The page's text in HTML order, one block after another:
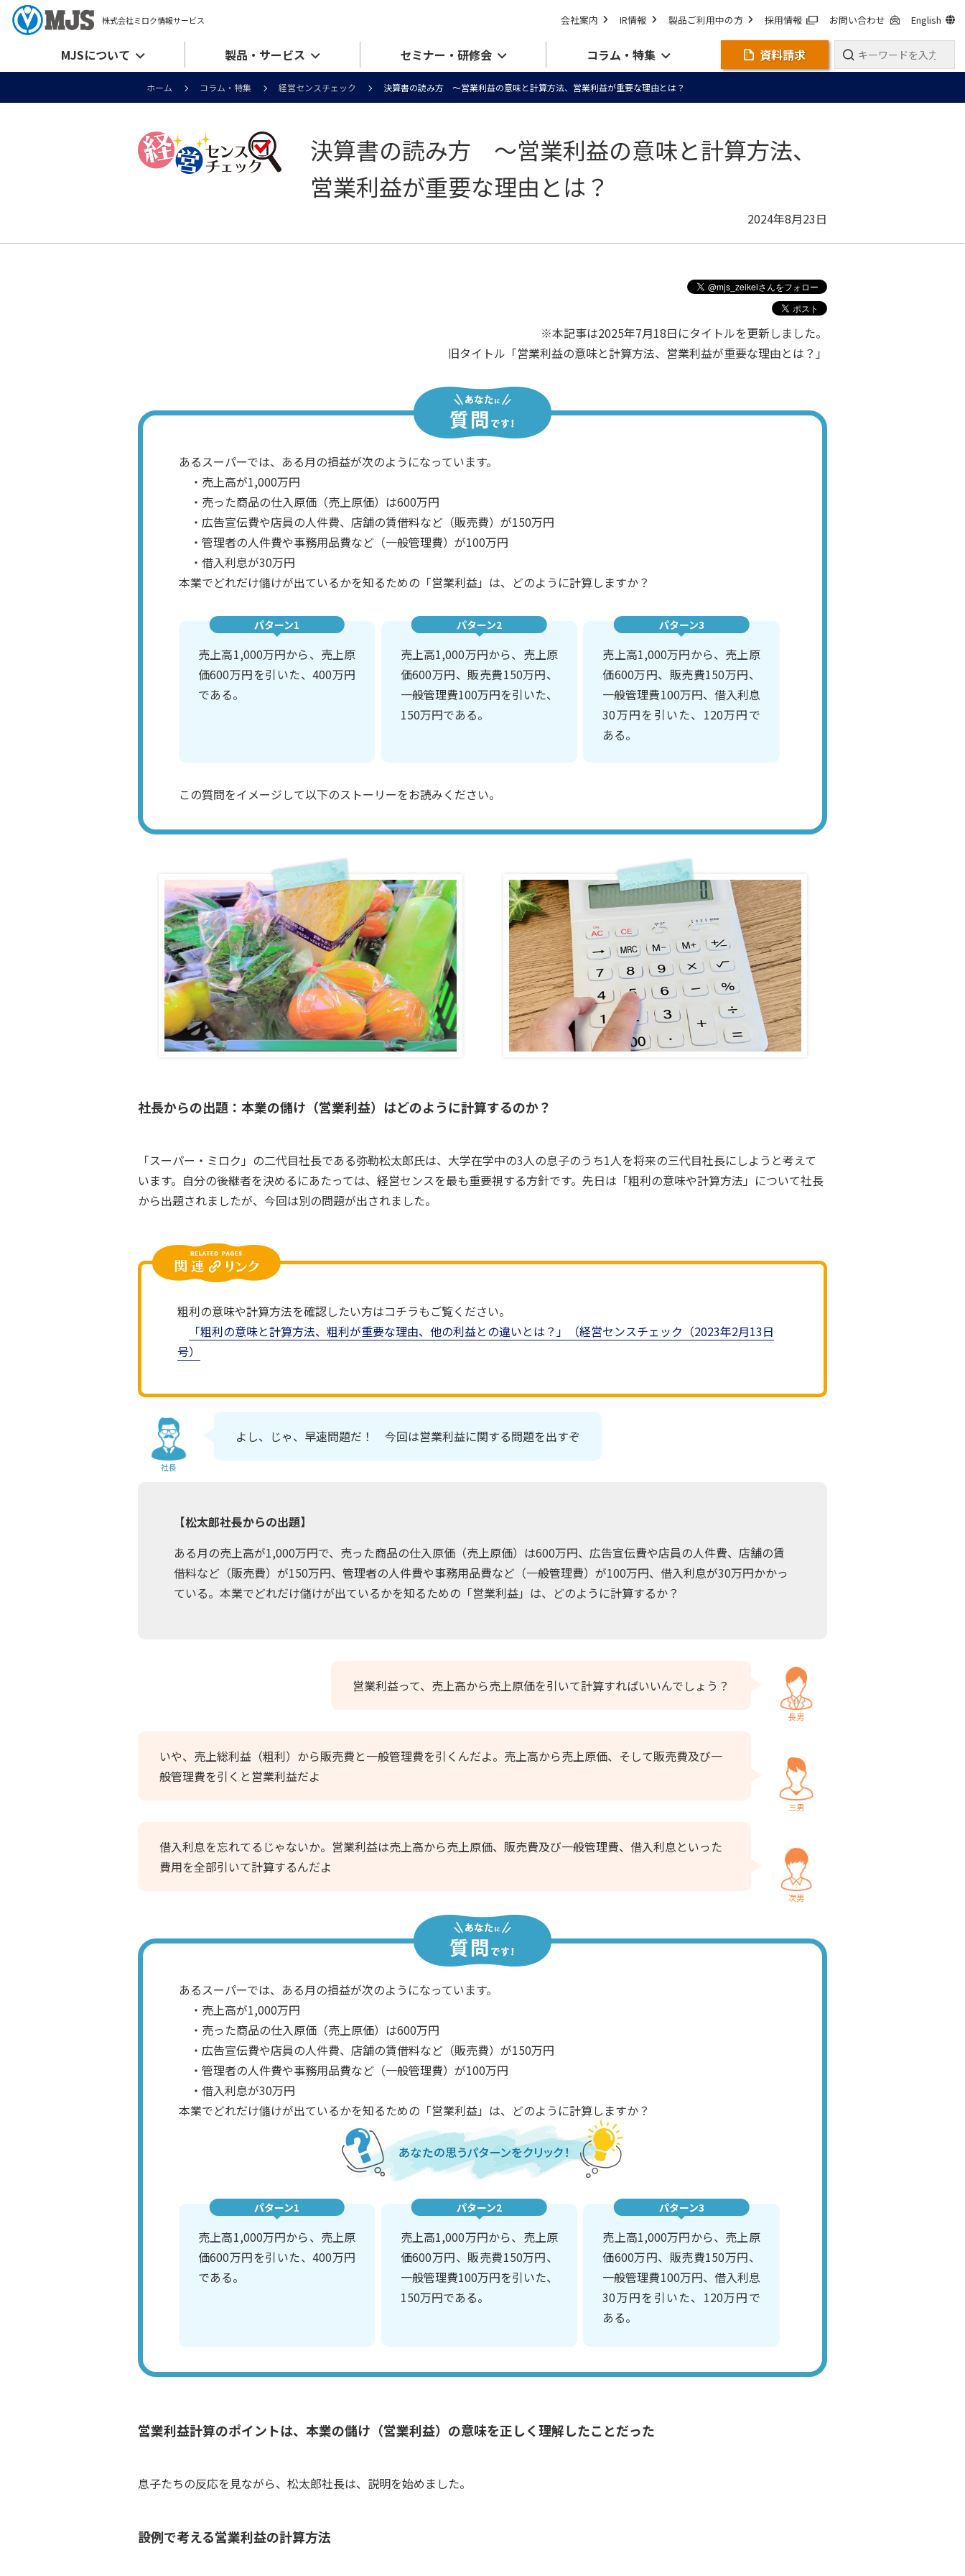
株式会社ミロク情報サービス 会社案内 IR情報 製品ご利用中の方 採用情報 お問い合わせ English
MJSについて 製品・サービス セミナー・研修会 コラム・特集 資料請求
ホーム コラム・特集 経営センスチェック 決算書の読み方 ～営業利益の意味と計算方法、営業利益が重要な理由とは？
決算書の読み方 ～営業利益の意味と計算方法、
営業利益が重要な理由とは？
2024年8月23日
※本記事は2025年7月18日にタイトルを更新しました。
旧タイトル「営業利益の意味と計算方法、営業利益が重要な理由とは？」
あるスーパーでは、ある月の損益が次のようになっています。
・売上高が1,000万円
・売った商品の仕入原価（売上原価）は600万円
・広告宣伝費や店員の人件費、店舗の賃借料など（販売費）が150万円
・管理者の人件費や事務用品費など（一般管理費）が100万円
・借入利息が30万円
本業でどれだけ儲けが出ているかを知るための「営業利益」は、どのように計算しますか？
パターン1
売上高1,000万円から、売上原
価600万円を引いた、400万円
である。
パターン2
売上高1,000万円から、売上原
価600万円、販売費150万円、
一般管理費100万円を引いた、
150万円である。
パターン3
売上高1,000万円から、売上原
価600万円、販売費150万円、
一般管理費100万円、借入利息
30万円を引いた、120万円で
ある。
この質問をイメージして以下のストーリーをお読みください。
社長からの出題：本業の儲け（営業利益）はどのように計算するのか？
「スーパー・ミロク」の二代目社長である弥勒松太郎氏は、大学在学中の3人の息子のうち1人を将来の三代目社長にしようと考えて
います。自分の後継者を決めるにあたっては、経営センスを最も重要視する方針です。先日は「粗利の意味や計算方法」について社長
から出題されましたが、今回は別の問題が出されました。
粗利の意味や計算方法を確認したい方はコチラもご覧ください。
「粗利の意味と計算方法、粗利が重要な理由、他の利益との違いとは？」（経営センスチェック（2023年2月13日
号）
社長
よし、じゃ、早速問題だ！ 今回は営業利益に関する問題を出すぞ
【松太郎社長からの出題】
ある月の売上高が1,000万円で、売った商品の仕入原価（売上原価）は600万円、広告宣伝費や店員の人件費、店舗の賃
借料など（販売費）が150万円、管理者の人件費や事務用品費など（一般管理費）が100万円、借入利息が30万円かかっ
ている。本業でどれだけ儲けが出ているかを知るための「営業利益」は、どのように計算するか？
営業利益って、売上高から売上原価を引いて計算すればいいんでしょう？
長男
いや、売上総利益（粗利）から販売費と一般管理費を引くんだよ。売上高から売上原価、そして販売費及び一
般管理費を引くと営業利益だよ
三男
借入利息を忘れてるじゃないか。営業利益は売上高から売上原価、販売費及び一般管理費、借入利息といった
費用を全部引いて計算するんだよ
次男
あるスーパーでは、ある月の損益が次のようになっています。
・売上高が1,000万円
・売った商品の仕入原価（売上原価）は600万円
・広告宣伝費や店員の人件費、店舗の賃借料など（販売費）が150万円
・管理者の人件費や事務用品費など（一般管理費）が100万円
・借入利息が30万円
本業でどれだけ儲けが出ているかを知るための「営業利益」は、どのように計算しますか？
パターン1
売上高1,000万円から、売上原
価600万円を引いた、400万円
である。
パターン2
売上高1,000万円から、売上原
価600万円、販売費150万円、
一般管理費100万円を引いた、
150万円である。
パターン3
売上高1,000万円から、売上原
価600万円、販売費150万円、
一般管理費100万円、借入利息
30万円を引いた、120万円で
ある。
営業利益計算のポイントは、本業の儲け（営業利益）の意味を正しく理解したことだった
息子たちの反応を見ながら、松太郎社長は、説明を始めました。
設例で考える営業利益の計算方法